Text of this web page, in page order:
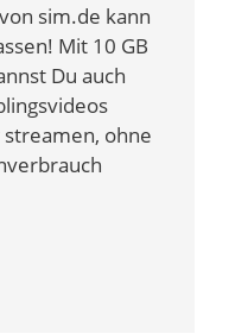
sim.de kann
Mit 10 GB
Du auch
ohne